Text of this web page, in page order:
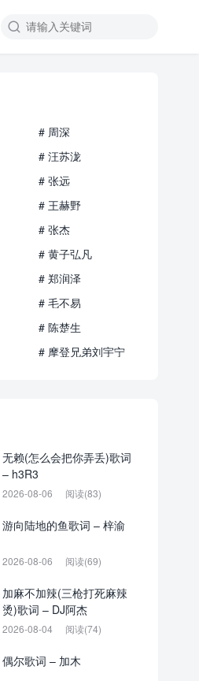

# 周深
# 汪苏泷
# 张远
# 王赫野
# 张杰
# 黄子弘凡
# 郑润泽
# 毛不易
# 陈楚生
# 摩登兄弟刘宇宁
无赖(怎么会把你弄丢)歌词
– h3R3
2026-08-06 阅读(83)
游向陆地的鱼歌词 – 梓渝
2026-08-06 阅读(69)
加麻不加辣(三枪打死麻辣
烫)歌词 – DJ阿杰
2026-08-04 阅读(74)
偶尔歌词 – 加木